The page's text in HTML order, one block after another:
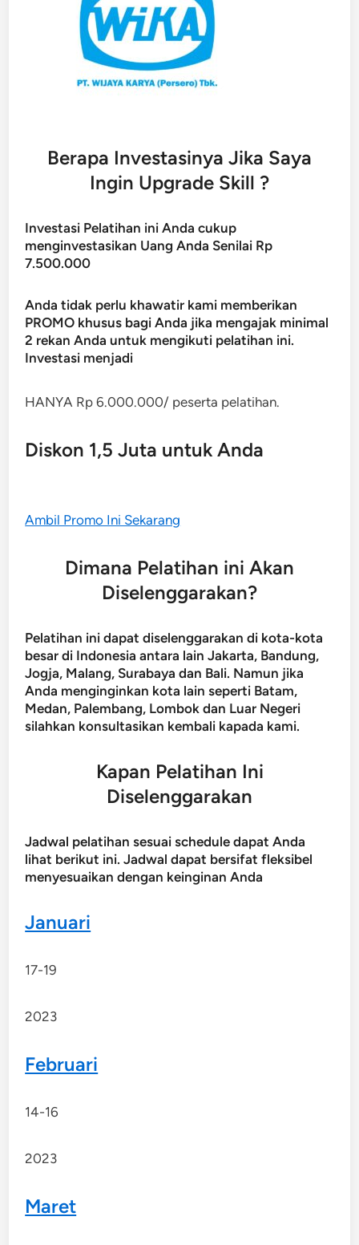
Berapa Investasinya Jika Saya
Ingin Upgrade Skill ?
Investasi Pelatihan ini Anda cukup
menginvestasikan Uang Anda Senilai Rp
7.500.000
Anda tidak perlu khawatir kami memberikan
PROMO khusus bagi Anda jika mengajak minimal
2 rekan Anda untuk mengikuti pelatihan ini.
Investasi menjadi
HANYA Rp 6.000.000/ peserta pelatihan.
Diskon 1,5 Juta untuk Anda
Ambil Promo Ini Sekarang
Dimana Pelatihan ini Akan
Diselenggarakan?
Pelatihan ini dapat diselenggarakan di kota-kota
besar di Indonesia antara lain Jakarta, Bandung,
Jogja, Malang, Surabaya dan Bali. Namun jika
Anda menginginkan kota lain seperti Batam,
Medan, Palembang, Lombok dan Luar Negeri
silahkan konsultasikan kembali kapada kami.
Kapan Pelatihan Ini
Diselenggarakan
Jadwal pelatihan sesuai schedule dapat Anda
lihat berikut ini. Jadwal dapat bersifat fleksibel
menyesuaikan dengan keinginan Anda
Januari
17-19
2023
Februari
14-16
2023
Maret